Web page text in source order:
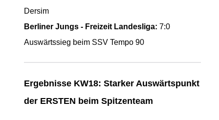
Dersim
Berliner Jungs - Freizeit Landesliga: 7:0
Auswärtssieg beim SSV Tempo 90
Ergebnisse KW18: Starker Auswärtspunkt
der ERSTEN beim Spitzenteam